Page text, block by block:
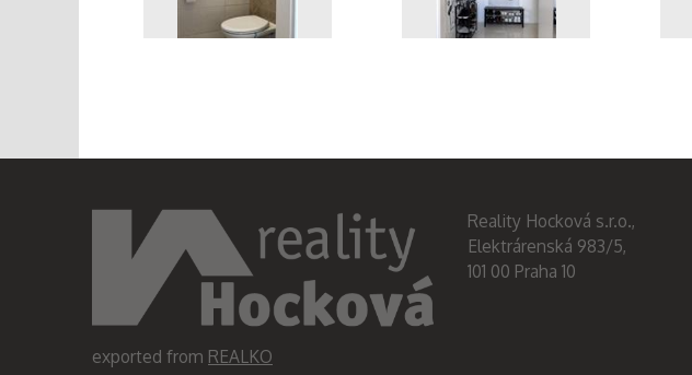
exported from REALKO
Reality Hocková s.r.o.,
Elektrárenská 983/5,
101 00 Praha 10